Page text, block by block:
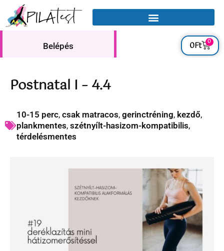
Belépés 0Ft 0
Postnatal I – 4.4
10-15 perc, csak matracos, gerinctréning, kezdő,
plankmentes, szétnyílt-hasizom-kompatibilis,
térdelésmentes